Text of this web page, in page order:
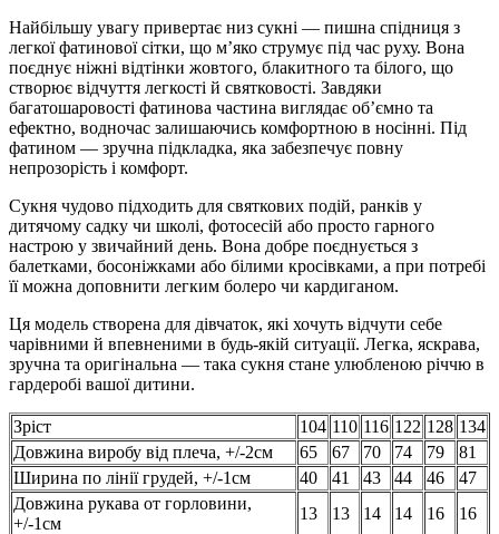
Найбільшу увагу привертає низ сукні — пишна спідниця з
легкої фатинової сітки, що м’яко струмує під час руху. Вона
поєднує ніжні відтінки жовтого, блакитного та білого, що
створює відчуття легкості й святковості. Завдяки
багатошаровості фатинова частина виглядає об’ємно та
ефектно, водночас залишаючись комфортною в носінні. Під
фатином — зручна підкладка, яка забезпечує повну
непрозорість і комфорт.
Сукня чудово підходить для святкових подій, ранків у
дитячому садку чи школі, фотосесій або просто гарного
настрою у звичайний день. Вона добре поєднується з
балетками, босоніжками або білими кросівками, а при потребі
її можна доповнити легким болеро чи кардиганом.
Ця модель створена для дівчаток, які хочуть відчути себе
чарівними й впевненими в будь-якій ситуації. Легка, яскрава,
зручна та оригінальна — така сукня стане улюбленою річчю в
гардеробі вашої дитини.
Зріст 104 110 116 122 128 134
Довжина виробу від плеча, +/-2см
65 67 70 74 79
81
Ширина по лінії грудей, +/-1см
40 41 43 44 46
47
Довжина рукава от горловини,
+/-1см
13 13 14 14 16 16